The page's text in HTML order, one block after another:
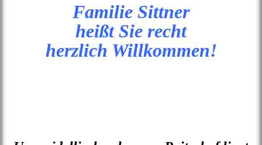
Familie Sittner
heißt Sie recht
herzlich Willkommen!